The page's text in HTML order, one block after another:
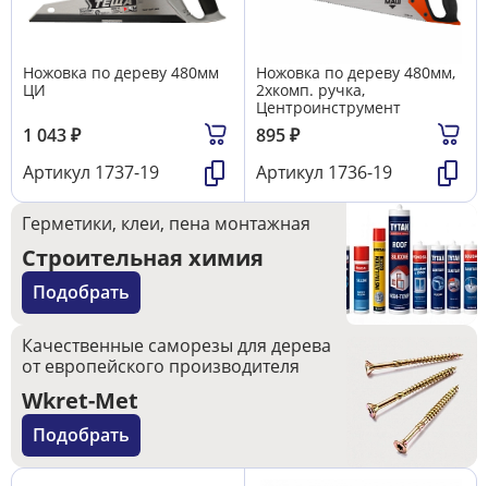
Ножовка по дереву 480мм
ЦИ
1 043₽
Артикул 1737-19
Ножовка по дереву 480мм,
2хкомп. ручка,
Центроинструмент
895₽
Артикул 1736-19
Герметики, клеи, пена монтажная
Строительная химия
Подобрать
Качественные саморезы для дерева
от европейского производителя
Wkret-Met
Подобрать